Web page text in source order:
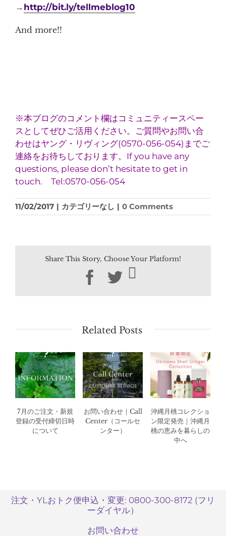
→ http://bit.ly/tellmeblog10
And more!!
※本ブログのコメント欄はコミュニティースペー
スとしてぜひご活用ください。ご質問やお問い合
わせはヤング・リヴィング(0570-056-054)までご
連絡をお待ちしております。If you have any
questions, please don’t hesitate to get in
touch. Tel:0570-056-054
11/02/2017 | カテゴリーなし | 0 Comments
Share This Story, Choose Your Platform!
Facebook
Twitter
Related Posts
7月のご注文・新規
登録の受付締切日時
について
お問い合わせ｜Call
Center（コールセ
ンター）
沖縄月桃コレクショ
ン限定発売｜沖縄月
桃の恵みを暮らしの
中へ
注文・YLおトク便申込・変更: 0800-300-8172 (フリ
ーダイヤル）
お問い合わせ